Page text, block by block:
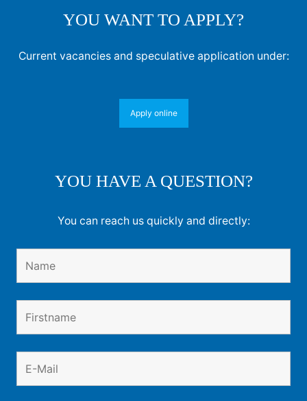
YOU WANT TO APPLY?
Current vacancies and speculative application under:
Apply online
YOU HAVE A QUESTION?
You can reach us quickly and directly: